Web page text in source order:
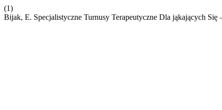
(1)
Bijak, E. Specjalistyczne Turnusy Terapeutyczne Dla jąkających